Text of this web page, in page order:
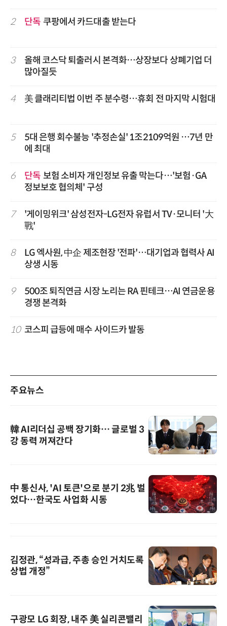
2 단독 쿠팡에서 카드대출 받는다
3
올해 코스닥 퇴출러시 본격화…상장보다 상폐기업 더
많아질듯
4 美 클래리티법 이번 주 분수령…휴회 전 마지막 시험대
5
5대 은행 회수불능 '추정손실' 1조2109억원 …7년 만
에 최대
6 단독 보험 소비자 개인정보 유출 막는다…'보험·GA
정보보호 협의체' 구성
7
'게이밍위크' 삼성전자-LG전자 유럽서 TV·모니터 '大
戰'
8
LG 엑사원, 中企 제조현장 '전파'…대기업과 협력사 AI
상생 시동
9
500조 퇴직연금 시장 노리는 RA 핀테크…AI 연금운용
경쟁 본격화
10 코스피 급등에 매수 사이드카 발동
주요뉴스
韓 AI리더십 공백 장기화… 글로벌 3
강 동력 꺼져간다
中 통신사, 'AI 토큰'으로 분기 2兆 벌
었다…한국도 사업화 시동
김정관, “성과급, 주총 승인 거치도록
상법 개정”
구광모 LG 회장, 내주 美 실리콘밸리